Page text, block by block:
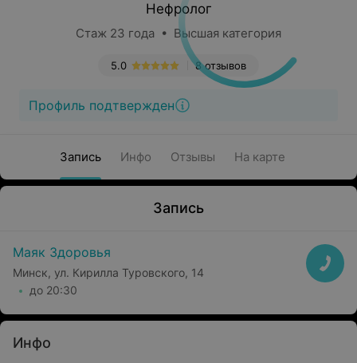
Нефролог
Стаж 23 года • Высшая категория
8 отзывов
5.0
Профиль подтвержден
Запись Инфо Отзывы На карте
Запись
Маяк Здоровья
Минск, ул. Кирилла Туровского, 14
до 20:30
Инфо